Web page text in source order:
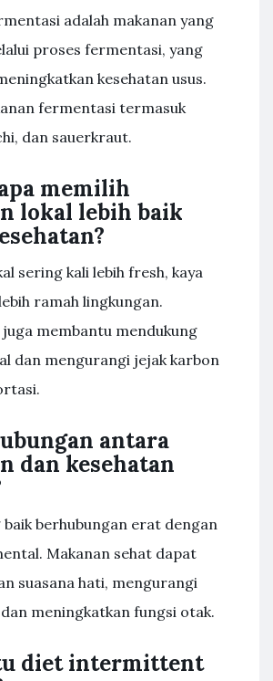
adalah makanan yang
proses fermentasi, yang
kesehatan usus.
fermentasi termasuk
dan sauerkraut.
memilih
lokal lebih baik
sering kali lebih fresh, kaya
ramah lingkungan.
membantu mendukung
dan mengurangi jejak karbon
antara
dan kesehatan
berhubungan erat dengan
Makanan sehat dapat
suasana hati, mengurangi
meningkatkan fungsi otak.
diet intermittent